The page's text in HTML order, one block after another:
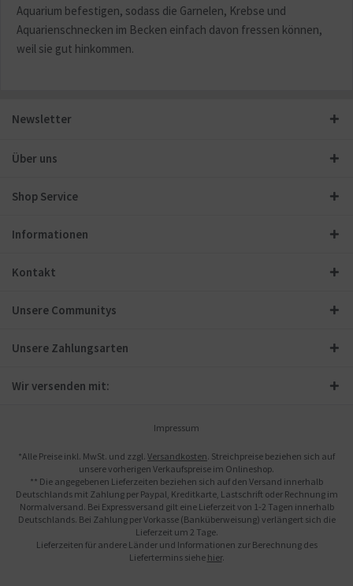
Aquarium befestigen, sodass die Garnelen, Krebse und
Aquarienschnecken im Becken einfach davon fressen können,
weil sie gut hinkommen.
Newsletter
Über uns
Shop Service
Informationen
Kontakt
Unsere Communitys
Unsere Zahlungsarten
Wir versenden mit:
Impressum
*Alle Preise inkl. MwSt. und zzgl. Versandkosten. Streichpreise beziehen sich auf
unsere vorherigen Verkaufspreise im Onlineshop.
** Die angegebenen Lieferzeiten beziehen sich auf den Versand innerhalb
Deutschlands mit Zahlung per Paypal, Kreditkarte, Lastschrift oder Rechnung im
Normalversand. Bei Expressversand gilt eine Lieferzeit von 1-2 Tagen innerhalb
Deutschlands. Bei Zahlung per Vorkasse (Banküberweisung) verlängert sich die
Lieferzeit um 2 Tage.
Lieferzeiten für andere Länder und Informationen zur Berechnung des
Liefertermins siehe hier.